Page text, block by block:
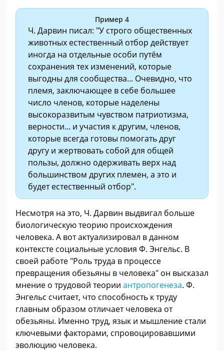
Пример 4
Ч. Дарвин писал: "У строго общественных
животных естественный отбор действует
иногда на отдельные особи путём
сохранения тех изменений, которые
выгодны для сообщества... Очевидно, что
племя, заключающее в себе большее
число членов, которые наделены
высокоразвитым чувством патриотизма,
верности... и участия к другим, членов,
которые всегда готовы помогать друг
другу и жертвовать собой для общей
пользы, должно одерживать верх над
большинством других племен, а это и
будет естественный отбор".
Несмотря на это, Ч. Дарвин выдвигал больше
биологическую теорию происхождения
человека. А вот актуализировал в данном
контексте социальные условия Ф. Энгельс. В
своей работе "Роль труда в процессе
превращения обезьяны в человека" он высказал
мнение о трудовой теории антропогенеза. Ф.
Энгельс считает, что способность к труду
главным образом отличает человека от
обезьяны. Именно труд, язык и мышление стали
ключевыми факторами, спровоцировавшими
эволюцию человека.